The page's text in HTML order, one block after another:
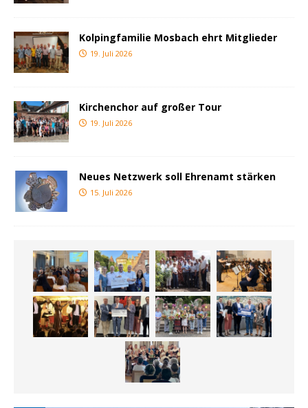
Kolpingfamilie Mosbach ehrt Mitglieder
19. Juli 2026
Kirchenchor auf großer Tour
19. Juli 2026
Neues Netzwerk soll Ehrenamt stärken
15. Juli 2026